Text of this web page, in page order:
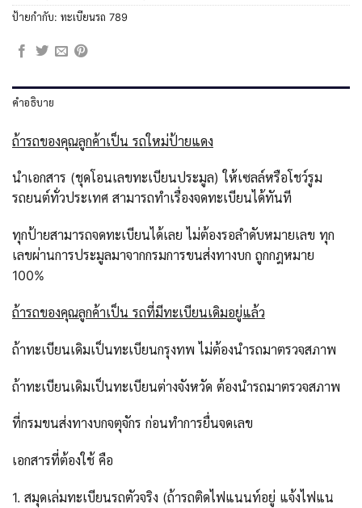
ป้ายกำกับ: ทะเบียนรถ 789
คำอธิบาย
ถ้ารถของคุณลูกค้าเป็น รถใหม่ป้ายแดง
นำเอกสาร (ชุดโอนเลขทะเบียนประมูล) ให้เซลล์หรือโชว์รูม
รถยนต์ทั่วประเทศ สามารถทำเรื่องจดทะเบียนได้ทันที
ทุกป้ายสามารถจดทะเบียนได้เลย ไม่ต้องรอลำดับหมายเลข ทุก
เลขผ่านการประมูลมาจากกรมการขนส่งทางบก ถูกกฎหมาย
100%
ถ้ารถของคุณลูกค้าเป็น รถที่มีทะเบียนเดิมอยู่แล้ว
ถ้าทะเบียนเดิมเป็นทะเบียนกรุงทพ ไม่ต้องนำรถมาตรวจสภาพ
ถ้าทะเบียนเดิมเป็นทะเบียนต่างจังหวัด ต้องนำรถมาตรวจสภาพ
ที่กรมขนส่งทางบกจตุจักร ก่อนทำการยื่นจดเลข
เอกสารที่ต้องใช้ คือ
1. สมุดเล่มทะเบียนรถตัวจริง (ถ้ารถติดไฟแนนท์อยู่ แจ้งไฟแน